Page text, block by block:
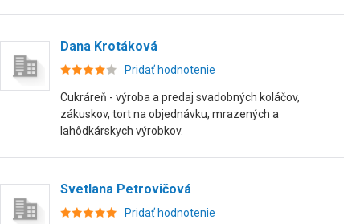
Dana Krotáková
Pridať hodnotenie
Cukráreň - výroba a predaj svadobných koláčov,
zákuskov, tort na objednávku, mrazených a
lahôdkárskych výrobkov.
Svetlana Petrovičová
Pridať hodnotenie